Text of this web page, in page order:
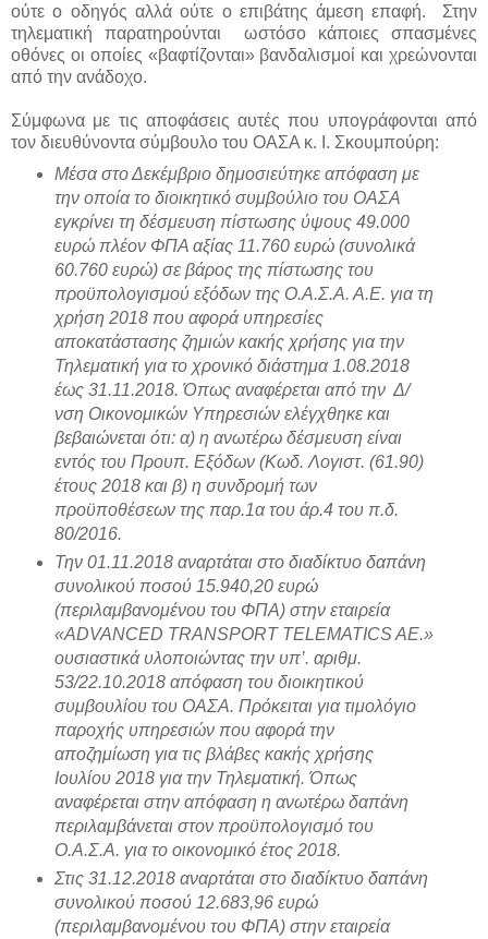
ούτε ο οδηγός αλλά ούτε ο επιβάτης άμεση επαφή. Στην
τηλεματική παρατηρούνται ωστόσο κάποιες σπασμένες
οθόνες οι οποίες «βαφτίζονται» βανδαλισμοί και χρεώνονται
από την ανάδοχο.
Σύμφωνα με τις αποφάσεις αυτές που υπογράφονται από
τον διευθύνοντα σύμβουλο του ΟΑΣΑ κ. Ι. Σκουμπούρη:
Μέσα στο Δεκέμβριο δημοσιεύτηκε απόφαση με
την οποία το διοικητικό συμβούλιο του ΟΑΣΑ
εγκρίνει τη δέσμευση πίστωσης ύψους 49.000
ευρώ πλέον ΦΠΑ αξίας 11.760 ευρώ (συνολικά
60.760 ευρώ) σε βάρος της πίστωσης του
προϋπολογισμού εξόδων της Ο.Α.Σ.Α. Α.Ε. για τη
χρήση 2018 που αφορά υπηρεσίες
αποκατάστασης ζημιών κακής χρήσης για την
Τηλεματική για το χρονικό διάστημα 1.08.2018
έως 31.11.2018. Όπως αναφέρεται από την Δ/
νση Οικονομικών Υπηρεσιών ελέγχθηκε και
βεβαιώνεται ότι: α) η ανωτέρω δέσμευση είναι
εντός του Προυπ. Εξόδων (Κωδ. Λογιστ. (61.90)
έτους 2018 και β) η συνδρομή των
προϋποθέσεων της παρ.1α του άρ.4 του π.δ.
80/2016.
Την 01.11.2018 αναρτάται στο διαδίκτυο δαπάνη
συνολικού ποσού 15.940,20 ευρώ
(περιλαμβανομένου του ΦΠΑ) στην εταιρεία
«ADVANCED TRANSPORT TELEMATICS AE.»
ουσιαστικά υλοποιώντας την υπ’. αριθμ.
53/22.10.2018 απόφαση του διοικητικού
συμβουλίου του ΟΑΣΑ. Πρόκειται για τιμολόγιο
παροχής υπηρεσιών που αφορά την
αποζημίωση για τις βλάβες κακής χρήσης
Ιουλίου 2018 για την Τηλεματική. Όπως
αναφέρεται στην απόφαση η ανωτέρω δαπάνη
περιλαμβάνεται στον προϋπολογισμό του
Ο.Α.Σ.Α. για το οικονομικό έτος 2018.
Στις 31.12.2018 αναρτάται στο διαδίκτυο δαπάνη
συνολικού ποσού 12.683,96 ευρώ
(περιλαμβανομένου του ΦΠΑ) στην εταιρεία